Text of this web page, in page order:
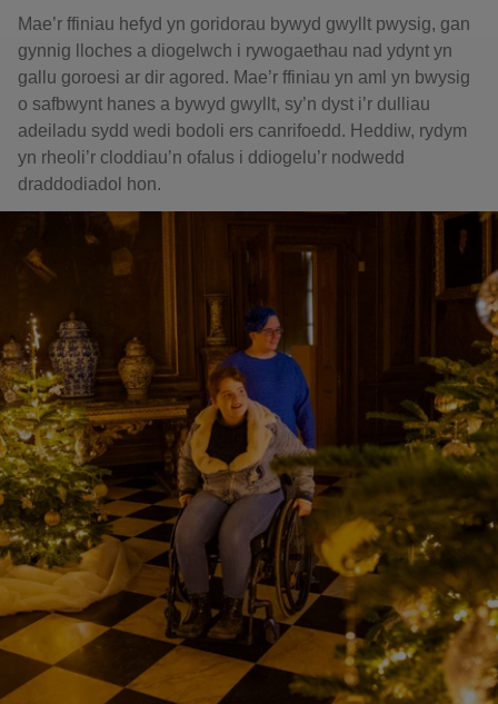
Mae’r ffiniau hefyd yn goridorau bywyd gwyllt pwysig, gan
gynnig lloches a diogelwch i rywogaethau nad ydynt yn
gallu goroesi ar dir agored. Mae’r ffiniau yn aml yn bwysig
o safbwynt hanes a bywyd gwyllt, sy’n dyst i’r dulliau
adeiladu sydd wedi bodoli ers canrifoedd. Heddiw, rydym
yn rheoli’r cloddiau’n ofalus i ddiogelu’r nodwedd
draddodiadol hon.